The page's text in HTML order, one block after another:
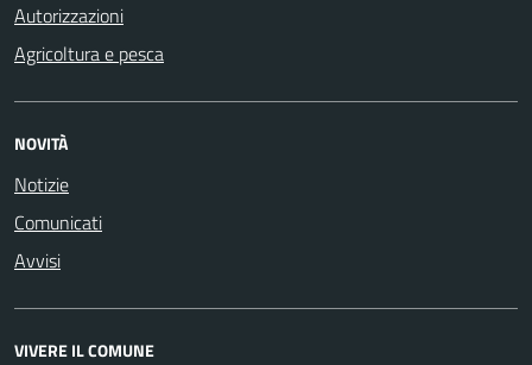
Autorizzazioni
Agricoltura e pesca
NOVITÀ
Notizie
Comunicati
Avvisi
VIVERE IL COMUNE